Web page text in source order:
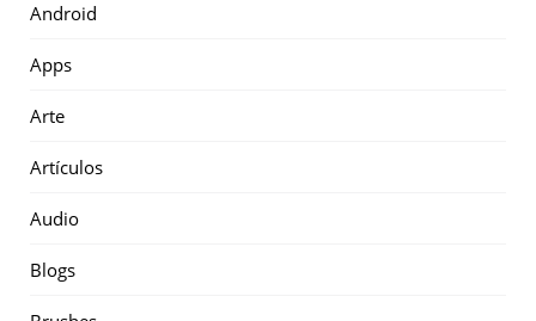
Android
Apps
Arte
Artículos
Audio
Blogs